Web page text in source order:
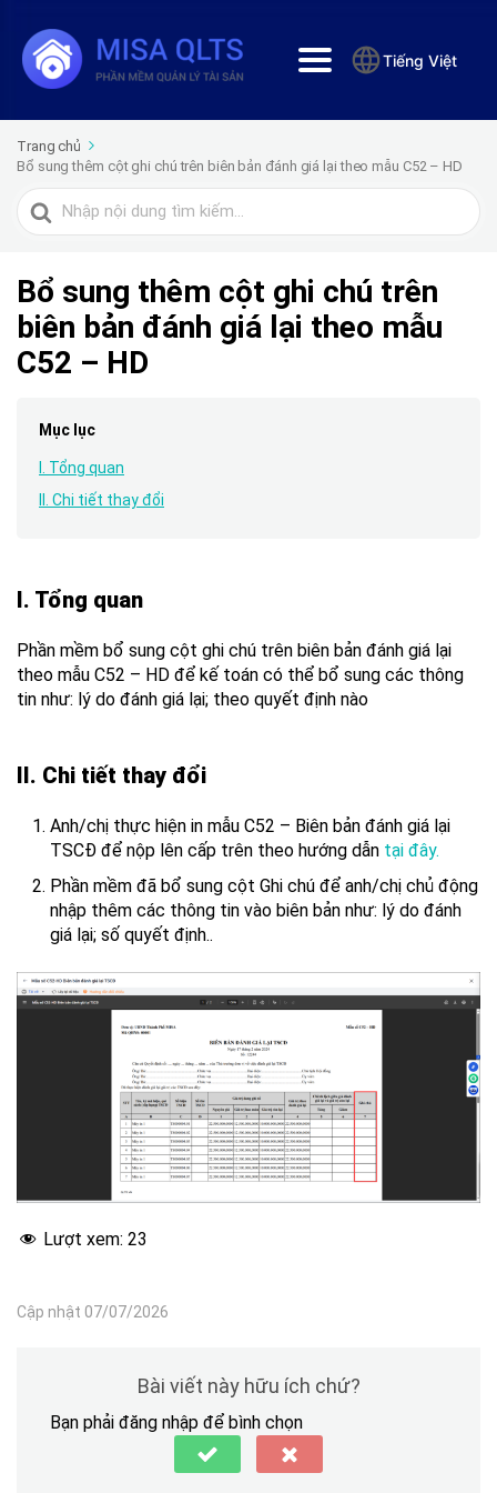
Tiếng Việt
Trang chủ
Bổ sung thêm cột ghi chú trên biên bản đánh giá lại theo mẫu C52 – HD
Tìm
kiếm
Bổ sung thêm cột ghi chú trên
biên bản đánh giá lại theo mẫu
C52 – HD
Mục lục
I. Tổng quan
II. Chi tiết thay đổi
I. Tổng quan
Phần mềm bổ sung cột ghi chú trên biên bản đánh giá lại
theo mẫu C52 – HD để kế toán có thể bổ sung các thông
tin như: lý do đánh giá lại; theo quyết định nào
II. Chi tiết thay đổi
Anh/chị thực hiện in mẫu C52 – Biên bản đánh giá lại
TSCĐ để nộp lên cấp trên theo hướng dẫn tại đây.
Phần mềm đã bổ sung cột Ghi chú để anh/chị chủ động
nhập thêm các thông tin vào biên bản như: lý do đánh
giá lại; số quyết định..
Lượt xem: 23
Cập nhật 07/07/2026
Bài viết này hữu ích chứ?
Bạn phải đăng nhập để bình chọn